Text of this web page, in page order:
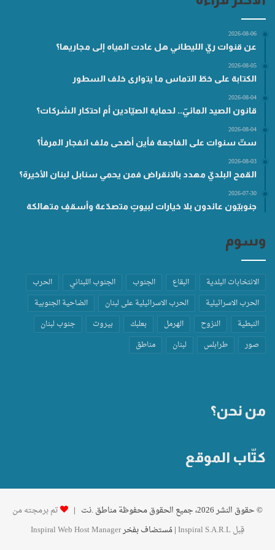
2026-08-06
عن قنوات ريّ الليطاني هل عادت المياه إلى مجاريها؟
2026-08-05
الكتابة على خطّ التماس ما يتوارى خلف السطور
2026-08-04
قانون الصيد المائيّ.. لحماية الصيّادين أم احتكار الشركات؟
2026-08-04
ستّ سنوات على الفاجعة فأين أضحى ملف انفجار المرفأ؟
2026-08-03
القمح البلديّ مهدد بالانقراض فمن يحمي سنابل لبنان الأخيرة؟
2026-07-30
جنوبيّون عائدون بلا خيارات لبيوتٍ متصدّعة وأسقفٍ متهالكة
وسوم
الانتخابات البلدية البقاع الجنوب الجنوب اللبناني
الحرب
الحرب الاسرائيلية
الحرب الاسرائيلية على لبنان
الضاحية الجنوبية
النبطية
النزوح الهرمل بعلبك بيروت
جنوب لبنان
صور
طرابلس لبنان مناطق
من نحن؟
كتّاب الموقع
© حقوق النشر 2026، جميع الحقوق محفوظة مناطق .نت |
تم برمجته من
قِبل Inspiral S.A.R.L
| مُستضاف بفخرInspiral Web Host Manager